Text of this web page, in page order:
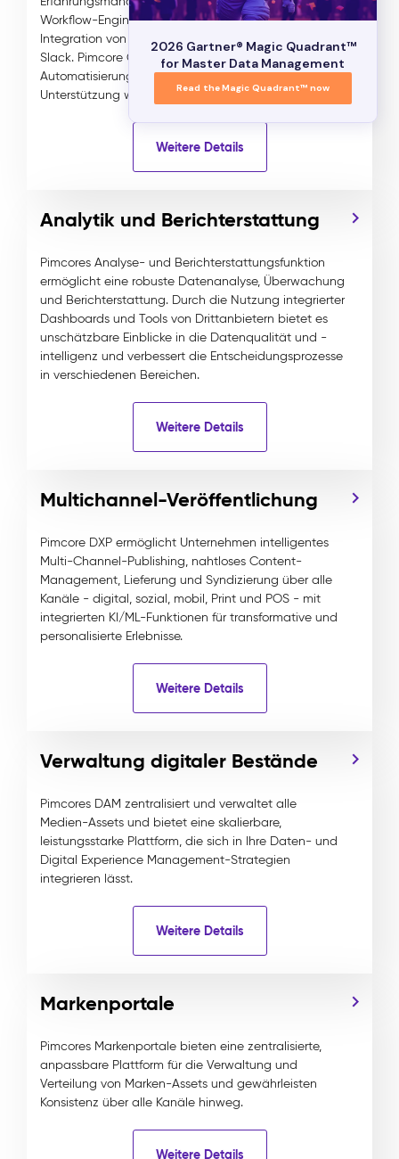
Workflow-Engine, einem visuellen Designer und der
Integration von Drittanbieter-Tools wie Teams und
Slack. Pimcore Copilot verbessert die
Automatisierung durch KI/ML-gestützte
Unterstützung weiter.
Weitere Details
Analytik und Berichterstattung
Pimcores Analyse- und Berichterstattungsfunktion
ermöglicht eine robuste Datenanalyse, Überwachung
und Berichterstattung. Durch die Nutzung integrierter
Dashboards und Tools von Drittanbietern bietet es
unschätzbare Einblicke in die Datenqualität und -
intelligenz und verbessert die Entscheidungsprozesse
in verschiedenen Bereichen.
Weitere Details
Multichannel-Veröffentlichung
Pimcore DXP ermöglicht Unternehmen intelligentes
Multi-Channel-Publishing, nahtloses Content-
Management, Lieferung und Syndizierung über alle
Kanäle - digital, sozial, mobil, Print und POS - mit
integrierten KI/ML-Funktionen für transformative und
personalisierte Erlebnisse.
Weitere Details
Verwaltung digitaler Bestände
Pimcores DAM zentralisiert und verwaltet alle
Medien-Assets und bietet eine skalierbare,
leistungsstarke Plattform, die sich in Ihre Daten- und
Digital Experience Management-Strategien
integrieren lässt.
Weitere Details
Markenportale
Pimcores Markenportale bieten eine zentralisierte,
anpassbare Plattform für die Verwaltung und
Verteilung von Marken-Assets und gewährleisten
Konsistenz über alle Kanäle hinweg.
Weitere Details
2026 Gartner® Magic Quadrant™
for Master Data Management
Read the Magic Quadrant™ now